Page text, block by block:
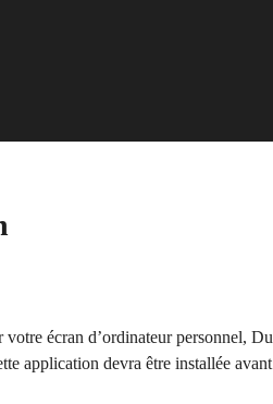
écran d’ordinateur personnel,
application devra être installée